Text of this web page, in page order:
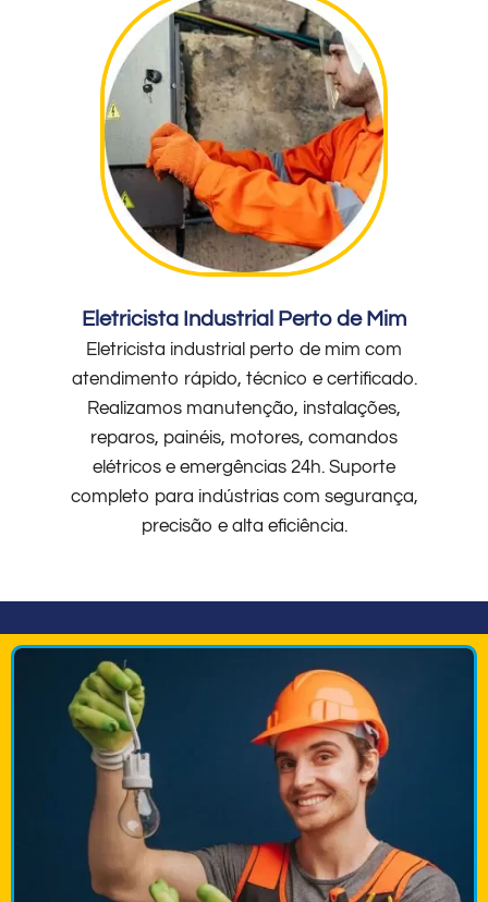
Eletricista Industrial Perto de Mim
Eletricista industrial perto de mim com
atendimento rápido, técnico e certificado.
Realizamos manutenção, instalações,
reparos, painéis, motores, comandos
elétricos e emergências 24h. Suporte
completo para indústrias com segurança,
precisão e alta eficiência.